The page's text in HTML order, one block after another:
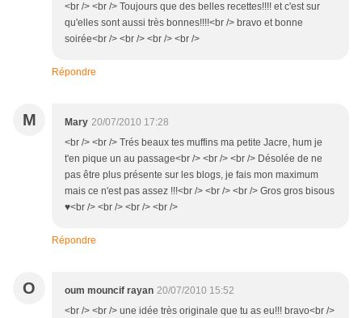
<br /> <br /> Toujours que des belles recettes!!!! et c'est sur
qu'elles sont aussi très bonnes!!!!<br /> bravo et bonne
soirée<br /> <br /> <br /> <br />
Répondre
M Mary 20/07/2010 17:28
<br /> <br /> Trés beaux tes muffins ma petite Jacre, hum je
t'en pique un au passage<br /> <br /> <br /> Désolée de ne
pas être plus présente sur les blogs, je fais mon maximum
mais ce n'est pas assez !!!<br /> <br /> <br /> Gros gros bisous
♥<br /> <br /> <br /> <br />
Répondre
O oum mouncif rayan 20/07/2010 15:52
<br /> <br /> une idée très originale que tu as eu!!! bravo<br />